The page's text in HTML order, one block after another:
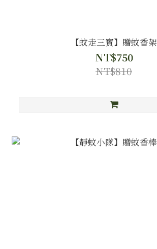
【蚊走三寶】贈蚊香架
NT$750
NT$810